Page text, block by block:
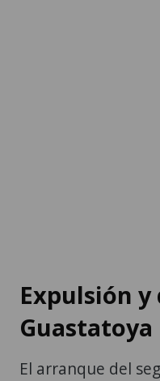
Expulsión
Guastatoya
El arranque del